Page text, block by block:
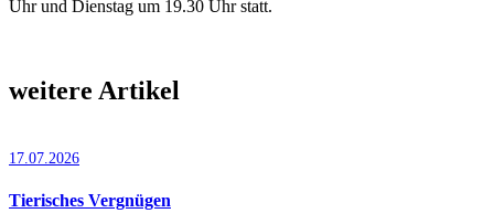
Uhr und Dienstag um 19.30 Uhr statt.
weitere Artikel
17.07.2026
Tierisches Vergnügen